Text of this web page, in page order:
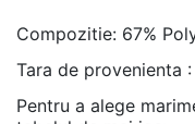
Compozitie: 67%
Tara de provenienta
Pentru a alege